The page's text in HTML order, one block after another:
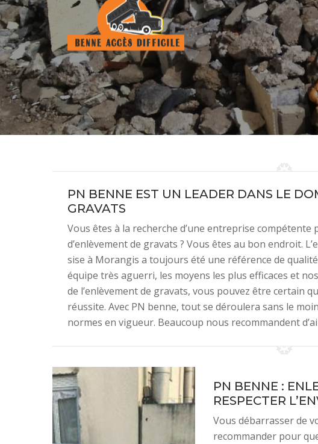
PN BENNE EST UN LEADER DANS LE
GRAVATS
Vous êtes à la recherche d’une entreprise
d’enlèvement de gravats ? Vous êtes au bon endroit.
sise à Morangis a toujours été une référence de
équipe très aguerri, les moyens les plus efficaces et
de l’enlèvement de gravats, vous pouvez être certain
réussite. Avec PN benne, tout se déroulera sans le
normes en vigueur. Beaucoup nous recommandent
PN BENNE :
RESPECTER
Vous débarrasser de
recommander pour